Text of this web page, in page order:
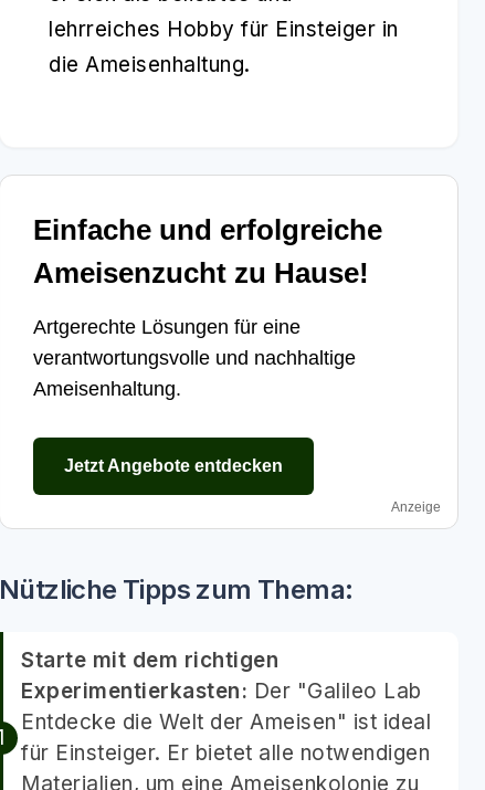
lehrreiches Hobby für Einsteiger in
die Ameisenhaltung.
Einfache und erfolgreiche
Ameisenzucht zu Hause!
Artgerechte Lösungen für eine
verantwortungsvolle und nachhaltige
Ameisenhaltung.
Jetzt Angebote entdecken
Anzeige
Nützliche Tipps zum Thema:
Starte mit dem richtigen
Experimentierkasten: Der "Galileo Lab
Entdecke die Welt der Ameisen" ist ideal
für Einsteiger. Er bietet alle notwendigen
Materialien, um eine Ameisenkolonie zu